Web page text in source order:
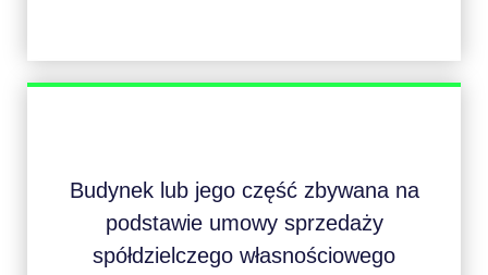
Budynek lub jego część zbywana na
podstawie umowy sprzedaży
spółdzielczego własnościowego